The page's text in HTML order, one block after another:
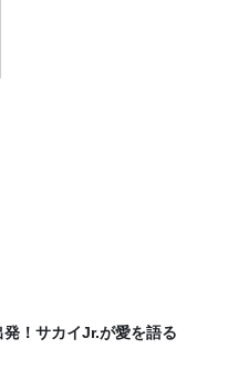
！サカイJr.が愛を語る